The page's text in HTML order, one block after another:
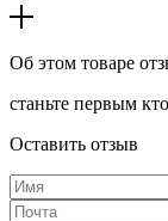
Об этом товаре
станьте первым
Оставить отзыв